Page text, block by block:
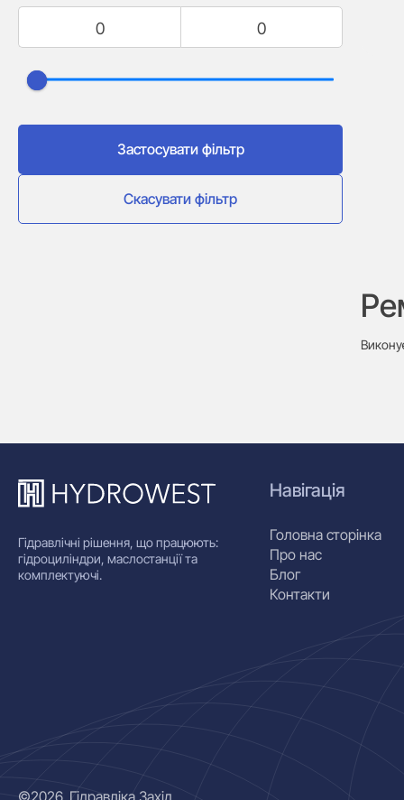
Застосувати фільтр
Скасувати фільтр
Гідравлічні рішення, що працюють:
гідроциліндри, маслостанції та
комплектуючі.
Навігація
Головна сторінка
Про нас
Блог
Контакти
©2026. Гідравліка Захід